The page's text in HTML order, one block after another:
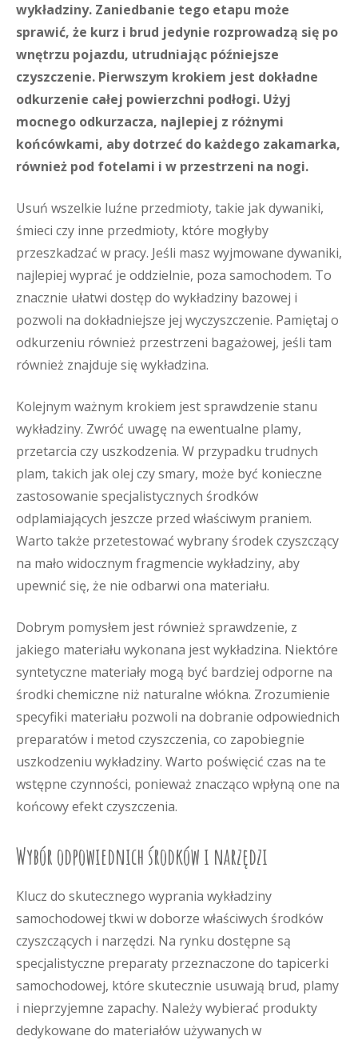
wykładziny. Zaniedbanie tego etapu może
sprawić, że kurz i brud jedynie rozprowadzą się po
wnętrzu pojazdu, utrudniając późniejsze
czyszczenie. Pierwszym krokiem jest dokładne
odkurzenie całej powierzchni podłogi. Użyj
mocnego odkurzacza, najlepiej z różnymi
końcówkami, aby dotrzeć do każdego zakamarka,
również pod fotelami i w przestrzeni na nogi.
Usuń wszelkie luźne przedmioty, takie jak dywaniki,
śmieci czy inne przedmioty, które mogłyby
przeszkadzać w pracy. Jeśli masz wyjmowane dywaniki,
najlepiej wyprać je oddzielnie, poza samochodem. To
znacznie ułatwi dostęp do wykładziny bazowej i
pozwoli na dokładniejsze jej wyczyszczenie. Pamiętaj o
odkurzeniu również przestrzeni bagażowej, jeśli tam
również znajduje się wykładzina.
Kolejnym ważnym krokiem jest sprawdzenie stanu
wykładziny. Zwróć uwagę na ewentualne plamy,
przetarcia czy uszkodzenia. W przypadku trudnych
plam, takich jak olej czy smary, może być konieczne
zastosowanie specjalistycznych środków
odplamiających jeszcze przed właściwym praniem.
Warto także przetestować wybrany środek czyszczący
na mało widocznym fragmencie wykładziny, aby
upewnić się, że nie odbarwi ona materiału.
Dobrym pomysłem jest również sprawdzenie, z
jakiego materiału wykonana jest wykładzina. Niektóre
syntetyczne materiały mogą być bardziej odporne na
środki chemiczne niż naturalne włókna. Zrozumienie
specyfiki materiału pozwoli na dobranie odpowiednich
preparatów i metod czyszczenia, co zapobiegnie
uszkodzeniu wykładziny. Warto poświęcić czas na te
wstępne czynności, ponieważ znacząco wpłyną one na
końcowy efekt czyszczenia.
Wybór odpowiednich środków i narzędzi
Klucz do skutecznego wyprania wykładziny
samochodowej tkwi w doborze właściwych środków
czyszczących i narzędzi. Na rynku dostępne są
specjalistyczne preparaty przeznaczone do tapicerki
samochodowej, które skutecznie usuwają brud, plamy
i nieprzyjemne zapachy. Należy wybierać produkty
dedykowane do materiałów używanych w